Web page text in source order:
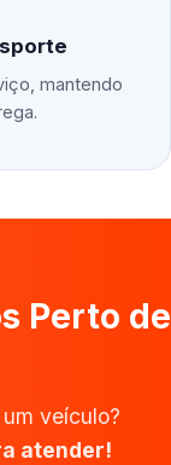
mantendo
Perto de
veículo?
atender!